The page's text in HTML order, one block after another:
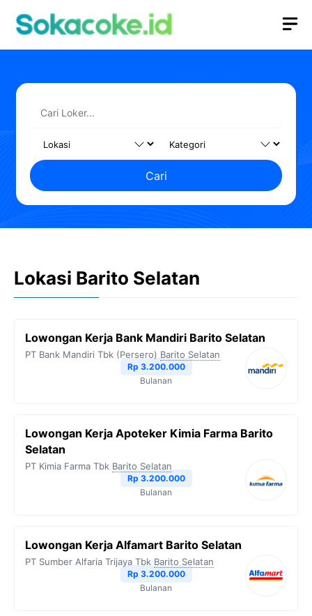
Cari
Lokasi Barito Selatan
Lowongan Kerja Bank Mandiri Barito Selatan
PT Bank Mandiri Tbk (Persero) Barito Selatan
Rp 3.200.000
Bulanan
Lowongan Kerja Apoteker Kimia Farma Barito
Selatan
PT Kimia Farma Tbk Barito Selatan
Rp 3.200.000
Bulanan
Lowongan Kerja Alfamart Barito Selatan
PT Sumber Alfaria Trijaya Tbk Barito Selatan
Rp 3.200.000
Bulanan